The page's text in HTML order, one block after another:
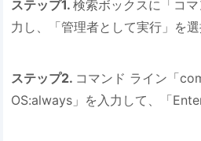
ステップ1.検索ボックスに「コ
力し、「管理者として実行」を選
ステップ2. コマンド ライン「
OS:always」を入力して、「